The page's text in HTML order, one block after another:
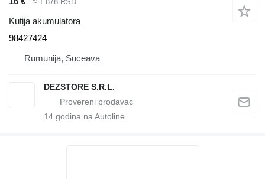
Kutija akumulatora
98427424
Rumunija, Suceava
DEZSTORE S.R.L.
14 godina na Autoline